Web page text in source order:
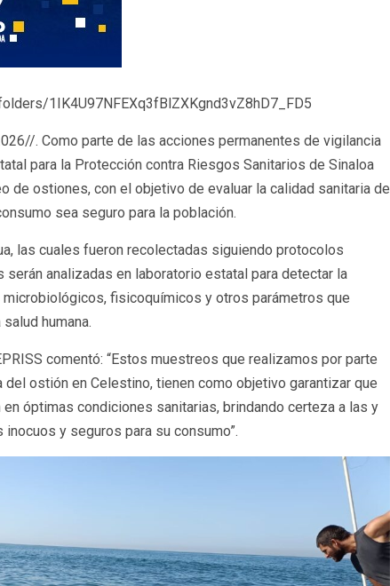
1IK4U97NFEXq3fBlZXKgnd3vZ8hD7_FD5
. Como parte de las acciones permanentes de vigilancia
para la Protección contra Riesgos Sanitarios de Sinaloa
de ostiones, con el objetivo de evaluar la calidad sanitaria de
sea seguro para la población.
las cuales fueron recolectadas siguiendo protocolos
analizadas en laboratorio estatal para detectar la
fisicoquímicos y otros parámetros que
humana.
comentó: “Estos muestreos que realizamos por parte
del ostión en Celestino, tienen como objetivo garantizar que
óptimas condiciones sanitarias, brindando certeza a las y
y seguros para su consumo”.